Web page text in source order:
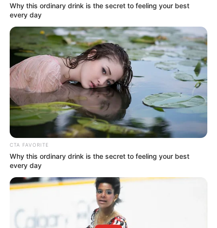
burnout podría estar
dañando más que su
rendimiento laboral
HOMICIDA
Capturan al hombre que
habría asesinado a sus
suegros porque su pareja
se negaba a seguir una
relación con él
Alarmante cifra de VIH en
Colombia: lanzan plan
para detectarlo a tiempo
en Bogotá y más ciudades
Why this ordinary drink is the secret to feeling your best
every day
CTA FAVORITE
Why this ordinary drink is the secret to feeling your best
every day